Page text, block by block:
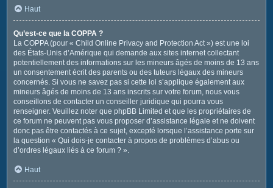
Haut
Qu’est-ce que la COPPA ?
La COPPA (pour « Child Online Privacy and Protection Act ») est une loi
des États-Unis d’Amérique qui demande aux sites internet collectant
potentiellement des informations sur les mineurs âgés de moins de 13 ans
un consentement écrit des parents ou des tuteurs légaux des mineurs
concernés. Si vous ne savez pas si cette loi s’applique également aux
mineurs âgés de moins de 13 ans inscrits sur votre forum, nous vous
conseillons de contacter un conseiller juridique qui pourra vous
renseigner. Veuillez noter que phpBB Limited et que les propriétaires de
ce forum ne peuvent pas vous proposer d’assistance légale et ne doivent
donc pas être contactés à ce sujet, excepté lorsque l’assistance porte sur
la question « Qui dois-je contacter à propos de problèmes d’abus ou
d’ordres légaux liés à ce forum ? ».
Haut